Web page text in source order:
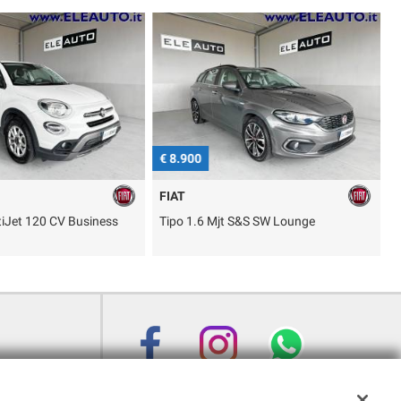
120 CV Business
€ 8.900
FIAT
Tipo 1.6 Mjt S&S SW Lounge